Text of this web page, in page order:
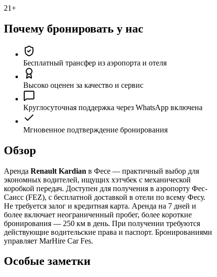
21+
Почему бронировать у нас
Бесплатный трансфер из аэропорта и отеля
Высоко оценен за качество и сервис
Круглосуточная поддержка через WhatsApp включена
Мгновенное подтверждение бронирования
Обзор
Аренда Renault Kardian в Фесе — практичный выбор для
экономных водителей, ищущих хэтчбек с механической
коробкой передач. Доступен для получения в аэропорту Фес-
Саисс (FEZ), с бесплатной доставкой в отели по всему Фесу.
Не требуется залог и кредитная карта. Аренда на 7 дней и
более включает неограниченный пробег, более короткие
бронирования — 250 км в день. При получении требуются
действующие водительские права и паспорт. Бронированиями
управляет MarHire Car Fes.
Особые заметки